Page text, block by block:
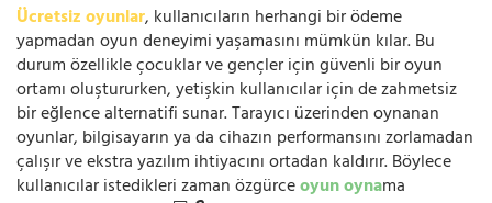
Ücretsiz oyunlar, kullanıcıların herhangi bir ödeme
yapmadan oyun deneyimi yaşamasını mümkün kılar. Bu
durum özellikle çocuklar ve gençler için güvenli bir oyun
ortamı oluştururken, yetişkin kullanıcılar için de zahmetsiz
bir eğlence alternatifi sunar. Tarayıcı üzerinden oynanan
oyunlar, bilgisayarın ya da cihazın performansını zorlamadan
çalışır ve ekstra yazılım ihtiyacını ortadan kaldırır. Böylece
kullanıcılar istedikleri zaman özgürceoyun oynama